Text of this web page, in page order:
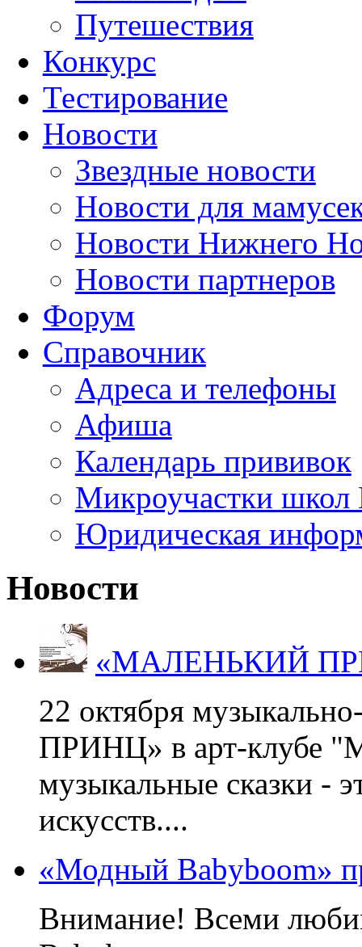
Путешествия
Конкурс
Тестирование
Новости
Звездные новости
Новости для
Новости Нижнего
Новости партнеров
Форум
Справочник
Адреса и телефоны
Афиша
Календарь прививок
Микроучастки школ
Юридическая
Новости
«МАЛЕНЬКИЙ
22 октября
ПРИНЦ» в арт-клубе
музыкальные сказки -
искусств....
«Модный Babyboom»
Внимание! Всеми